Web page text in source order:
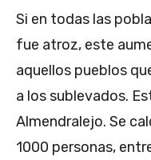
Si en todas las
fue atroz, este
aquellos pueblos
a los sublevados.
Almendralejo. Se
1000 personas,